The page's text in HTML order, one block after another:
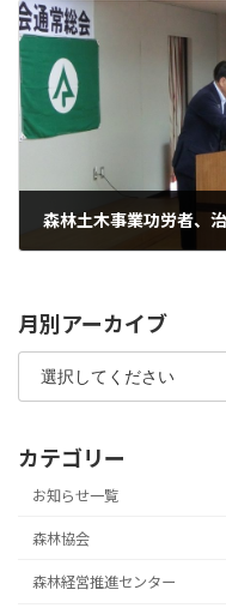
森林土木事業功労者、
月別アーカイブ
カテゴリー
お知らせ一覧
森林協会
森林経営推進センター